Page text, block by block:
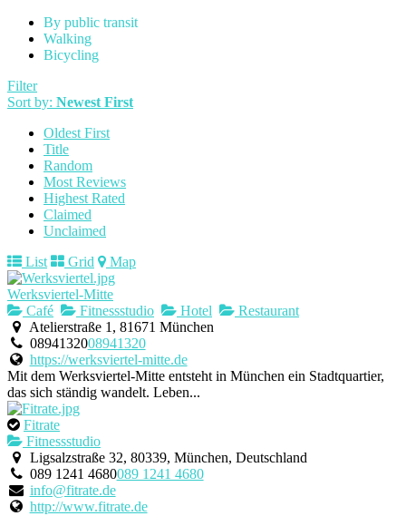
By public transit
Walking
Bicycling
Filter
Sort by: Newest First
Oldest First
Title
Random
Most Reviews
Highest Rated
Claimed
Unclaimed
List
Grid Map
Werksviertel-Mitte
Café
Fitnessstudio Hotel
Restaurant
Atelierstraße 1, 81671 München
0894132008941320
https://werksviertel-mitte.de
Mit dem Werksviertel-Mitte entsteht in München ein Stadtquartier,
das sich ständig wandelt. Leben...
Fitrate
Fitnessstudio
Ligsalzstraße 32, 80339, München, Deutschland
089 1241 4680089 1241 4680
info@fitrate.de
http://www.fitrate.de